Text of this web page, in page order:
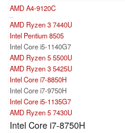
AMD A4-9120C
...
AMD Ryzen 3 7440U
Intel Pentium 8505
Intel Core i5-1140G7
AMD Ryzen 5 5500U
AMD Ryzen 3 5425U
Intel Core i7-8850H
Intel Core i7-9750H
Intel Core i5-1135G7
AMD Ryzen 5 7430U
Intel Core i7-8750H